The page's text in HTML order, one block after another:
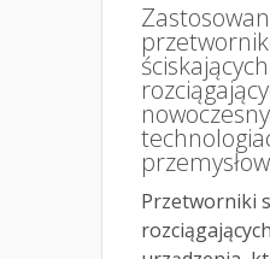
Przetworniki